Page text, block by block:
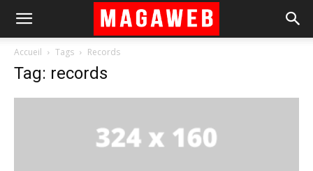
Accueil Tags Records
Tag: records